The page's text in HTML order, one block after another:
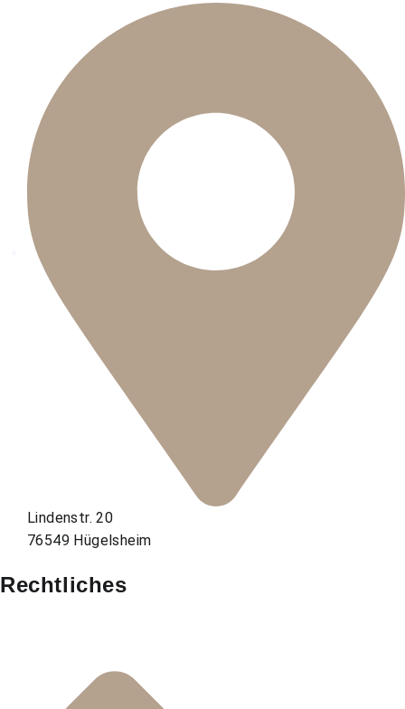
Lindenstr. 20
76549 Hügelsheim
Rechtliches